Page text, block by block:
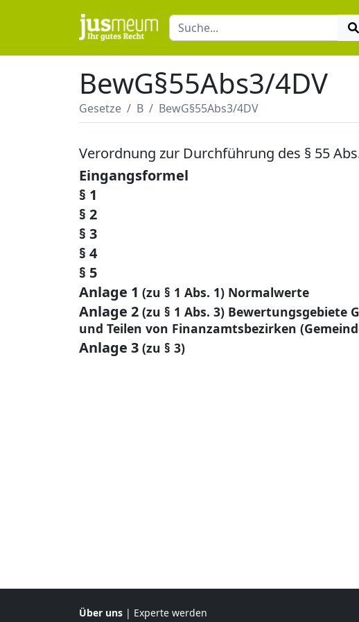
BewG§55Abs3/4DV
Gesetze B BewG§55Abs3/4DV
Verordnung zur Durchführung des § 55
Eingangsformel
§ 1
§ 2
§ 3
§ 4
§ 5
Anlage 1 (zu § 1 Abs. 1) Normalwerte
Anlage 2 (zu § 1 Abs. 3) Bewertungsgebiete
und Teilen von Finanzamtsbezirken
Anlage 3 (zu § 3)
Über uns | Experte werden